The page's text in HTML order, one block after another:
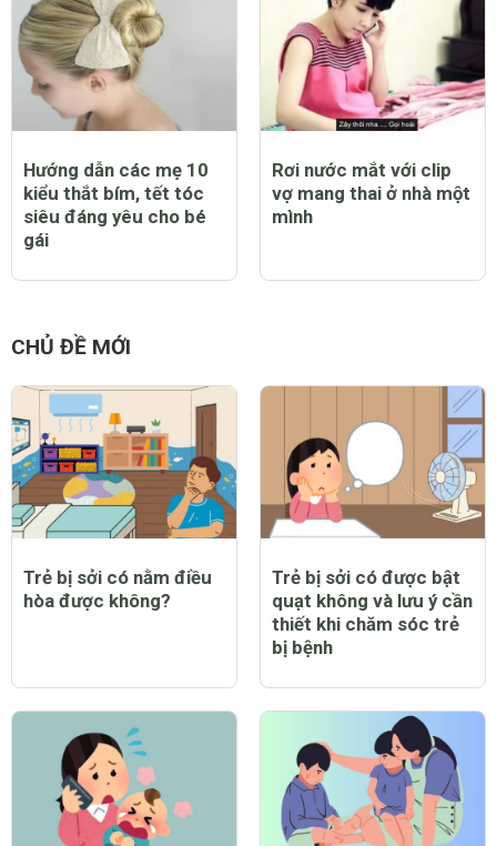
Hướng dẫn các mẹ 10
kiểu thắt bím, tết tóc
siêu đáng yêu cho bé
gái
Rơi nước mắt với clip
vợ mang thai ở nhà một
mình
CHỦ ĐỀ MỚI
Trẻ bị sởi có nằm điều
hòa được không?
Trẻ bị sởi có được bật
quạt không và lưu ý cần
thiết khi chăm sóc trẻ
bị bệnh